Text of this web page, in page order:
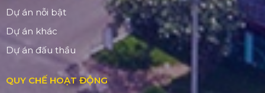
Dự án nỗi bật
Dự án khác
Dự án đấu thầu
QUY CHẾ HOẠT ĐỘNG